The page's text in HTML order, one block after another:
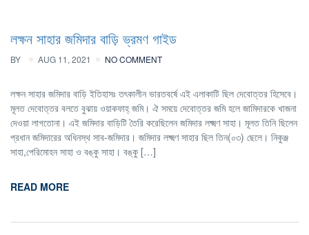
লক্ষন সাহার জমিদার বাড়ি ভ্রমণ গাইড
BY AUG 11, 2021 NO COMMENT
লক্ষন সাহার জমিদার বাড়ি ইতিহাসঃ তৎকালীন ভারতবর্ষে এই এলাকাটি ছিল দেবোত্তর হিসেবে।
মূলত দেবোত্তর বলতে বুঝায় ওয়াকফাহ্ জমি। ঐ সময়ে দেবোত্তর জমি হলে জামিদারকে খাজনা
দেওয়া লাগতোনা। এই জমিদার বাড়িটি তৈরি করেছিলেন জমিদার লক্ষ্মণ সাহা। মূলত তিনি ছিলেন
প্রধান জমিদারের অধিনস্থ সাব-জমিদার। জমিদার লক্ষ্মণ সাহার ছিল তিন(০৩) ছেলে। নিকুঞ্জ
সাহা,পেরিমোহন সাহা ও বঙ্কু সাহা। বঙ্কু […]
READ MORE